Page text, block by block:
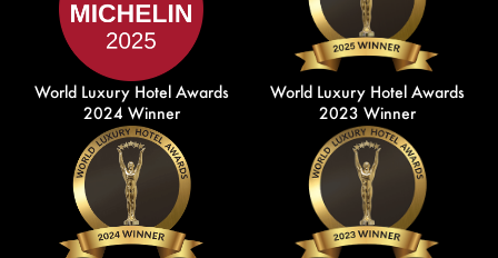
World Luxury Hotel Awards
2024 Winner
World Luxury Hotel Awards
2023 Winner